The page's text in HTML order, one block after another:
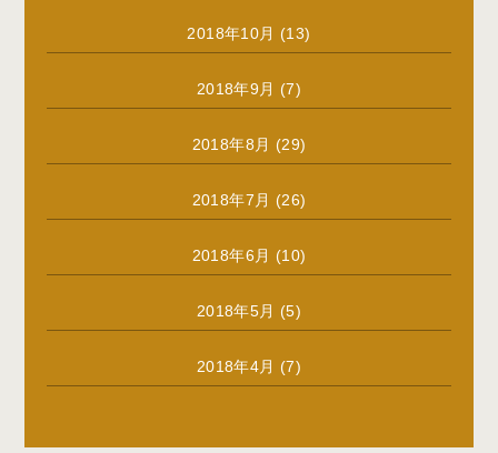
2018年10月 (13)
2018年9月 (7)
2018年8月 (29)
2018年7月 (26)
2018年6月 (10)
2018年5月 (5)
2018年4月 (7)